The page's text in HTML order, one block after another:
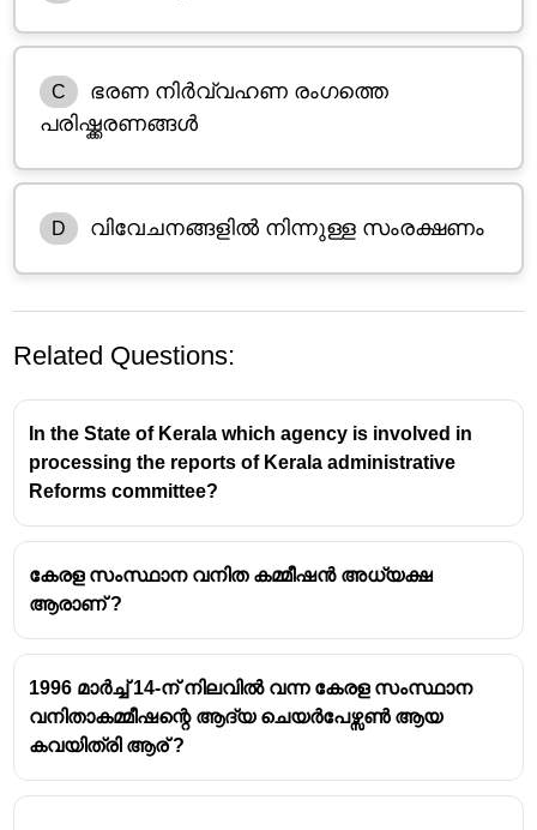
C
ഭരണ നിർവ്വഹണ രംഗത്തെ
പരിഷ്ക്കരണങ്ങൾ
D വിവേചനങ്ങളിൽ നിന്നുള്ള സംരക്ഷണം
Related Questions:
In the State of Kerala which agency is involved in
processing the reports of Kerala administrative
Reforms committee?
കേരള സംസ്ഥാന വനിത കമ്മീഷൻ അധ്യക്ഷ
ആരാണ് ?
1996 മാർച്ച് 14-ന് നിലവിൽ വന്ന കേരള സംസ്ഥാന
വനിതാകമ്മീഷന്റെ ആദ്യ ചെയർപേഴ്സൺ ആയ
കവയിത്രി ആര് ?